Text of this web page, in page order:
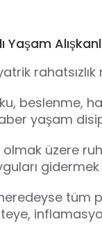
Yaşam
rahatsızlık
beslenme,
yaşam
üzere ruh
tüm